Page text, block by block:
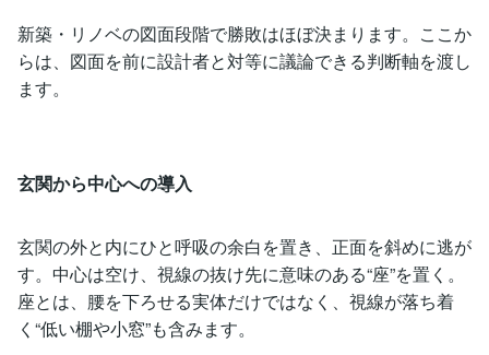
新築・リノベの図面段階で勝敗はほぼ決まります。ここか
らは、図面を前に設計者と対等に議論できる判断軸を渡し
ます。
玄関から中心への導入
玄関の外と内にひと呼吸の余白を置き、正面を斜めに逃が
す。中心は空け、視線の抜け先に意味のある“座”を置く。
座とは、腰を下ろせる実体だけではなく、視線が落ち着
く“低い棚や小窓”も含みます。